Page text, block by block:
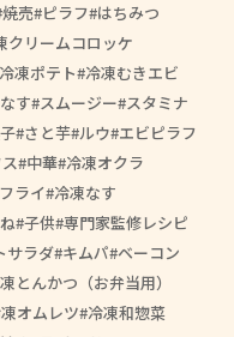
焼売 ピラフ はちみつ
クリームコロッケ
冷凍ポテト 冷凍むきエビ
す スムージー スタミナ
さと芋 ルウ エビピラフ
中華 冷凍オクラ
ライ 冷凍なす
子供 専門家監修レシピ
サラダ キムパ ベーコン
とんかつ（お弁当用）
オムレツ 冷凍和惣菜